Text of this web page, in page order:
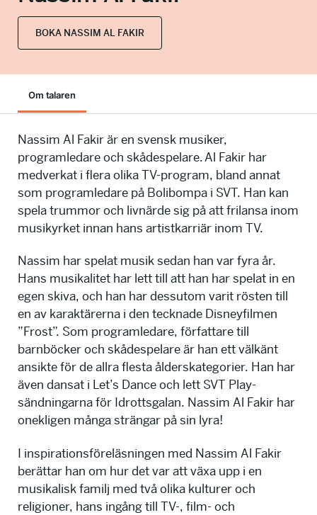
BOKA NASSIM AL FAKIR
Om talaren
Nassim Al Fakir är en svensk musiker,
programledare och skådespelare. Al Fakir har
medverkat i flera olika TV-program, bland annat
som programledare på Bolibompa i SVT. Han kan
spela trummor och livnärde sig på att frilansa inom
musikyrket innan hans artistkarriär inom TV.
Nassim har spelat musik sedan han var fyra år.
Hans musikalitet har lett till att han har spelat in en
egen skiva, och han har dessutom varit rösten till
en av karaktärerna i den tecknade Disneyfilmen
”Frost”. Som programledare, författare till
barnböcker och skådespelare är han ett välkänt
ansikte för de allra flesta ålderskategorier. Han har
även dansat i Let’s Dance och lett SVT Play-
sändningarna för Idrottsgalan. Nassim Al Fakir har
onekligen många strängar på sin lyra!
I inspirationsföreläsningen med Nassim Al Fakir
berättar han om hur det var att växa upp i en
musikalisk familj med två olika kulturer och
religioner, hans ingång till TV-, film- och